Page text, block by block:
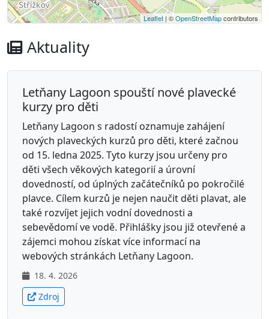
Leaflet| ©OpenStreetMapcontributors
Aktuality
Letňany Lagoon spouští nové plavecké
kurzy pro děti
Letňany Lagoon s radostí oznamuje zahájení
nových plaveckých kurzů pro děti, které začnou
od 15. ledna 2025. Tyto kurzy jsou určeny pro
děti všech věkových kategorií a úrovní
dovedností, od úplných začátečníků po pokročilé
plavce. Cílem kurzů je nejen naučit děti plavat, ale
také rozvíjet jejich vodní dovednosti a
sebevědomí ve vodě. Přihlášky jsou již otevřené a
zájemci mohou získat více informací na
webových stránkách Letňany Lagoon.
18. 4. 2026
Zdroj